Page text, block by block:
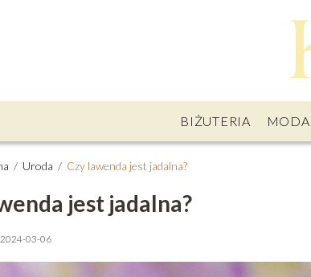
BIŻUTERIA MODA
/ Uroda / Czy lawenda jest jadalna?
jest jadalna?
03-06